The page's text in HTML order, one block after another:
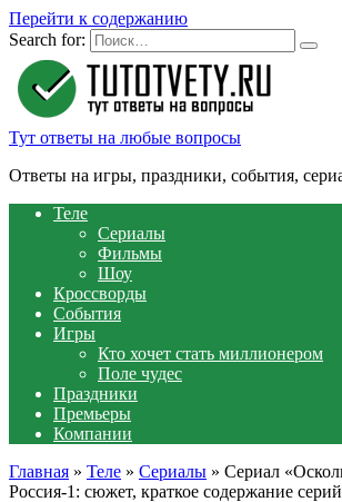
Перейти к содержанию
Search for:
Тут ответы на любые вопросы
Ответы на игры, праздники, события,
Теле
Сериалы
Фильмы
Шоу
Кроссворды
События
Игры
Кто хочет стать миллионером
Поле чудес
Праздники
Премьеры
Компании
Главная » Теле » Сериалы » Сериал
Россия-1: сюжет, краткое содержание